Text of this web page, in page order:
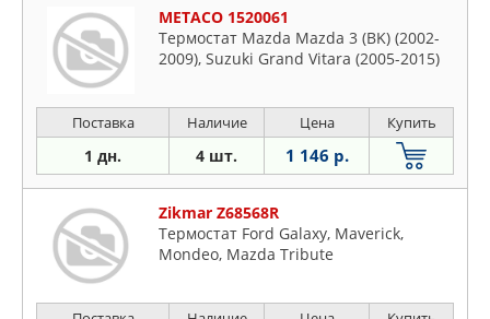
METACO 1520061
Термостат Mazda Mazda 3 (BK) (2002-
2009), Suzuki Grand Vitara (2005-2015)
Поставка Наличие Цена Купить
1 дн. 4 шт. 1 146 р.
Zikmar Z68568R
Термостат Ford Galaxy, Maverick,
Mondeo, Mazda Tribute